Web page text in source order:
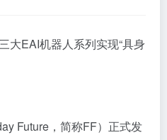
大EAI机器人系列实现“具身
Future，简称FF）正式发